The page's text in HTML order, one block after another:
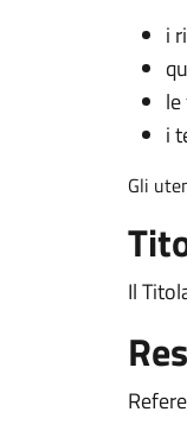
i
i
Gli
Il